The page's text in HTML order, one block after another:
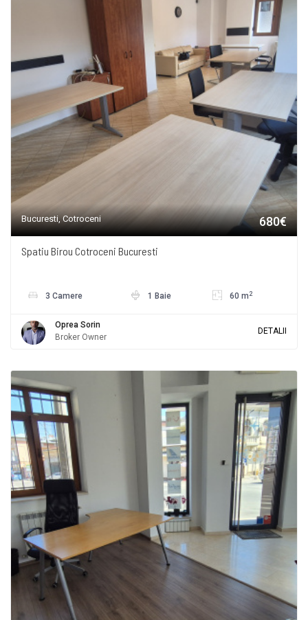
Bucuresti, Cotroceni 680€
Spatiu Birou Cotroceni Bucuresti
3 Camere 1 Baie 60 m 2
Oprea Sorin
Broker Owner
DETALII